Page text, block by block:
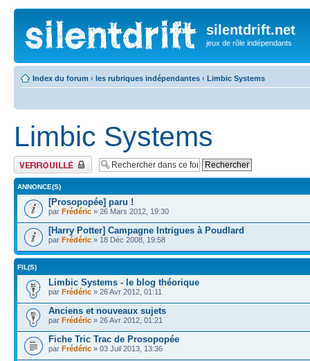
silentdrift.net
jeux de rôle indépendants
Index du forum ‹ les rubriques indépendantes ‹ Limbic Systems
Limbic Systems
Forum verrouillé
ANNONCE(S)
[Prosopopée] paru !
par Frédéric » 26 Mars 2012, 19:30
[Harry Potter] Campagne Intrigues à Poudlard
par Frédéric » 18 Déc 2008, 19:58
FIL(S)
Limbic Systems - le blog théorique
par Frédéric » 26 Avr 2012, 01:11
Anciens et nouveaux sujets
par Frédéric » 26 Avr 2012, 01:21
Fiche Tric Trac de Prosopopée
par Frédéric » 03 Juil 2013, 13:36